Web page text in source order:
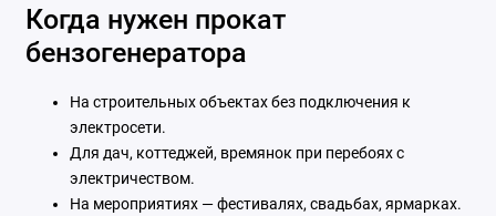
Когда нужен прокат
бензогенератора
На строительных объектах без подключения к
электросети.
Для дач, коттеджей, времянок при перебоях с
электричеством.
На мероприятиях — фестивалях, свадьбах, ярмарках.